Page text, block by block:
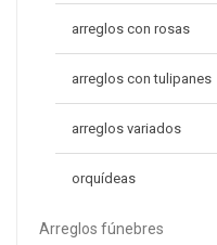
arreglos con rosas
arreglos con tulipanes
arreglos variados
orquídeas
Arreglos fúnebres